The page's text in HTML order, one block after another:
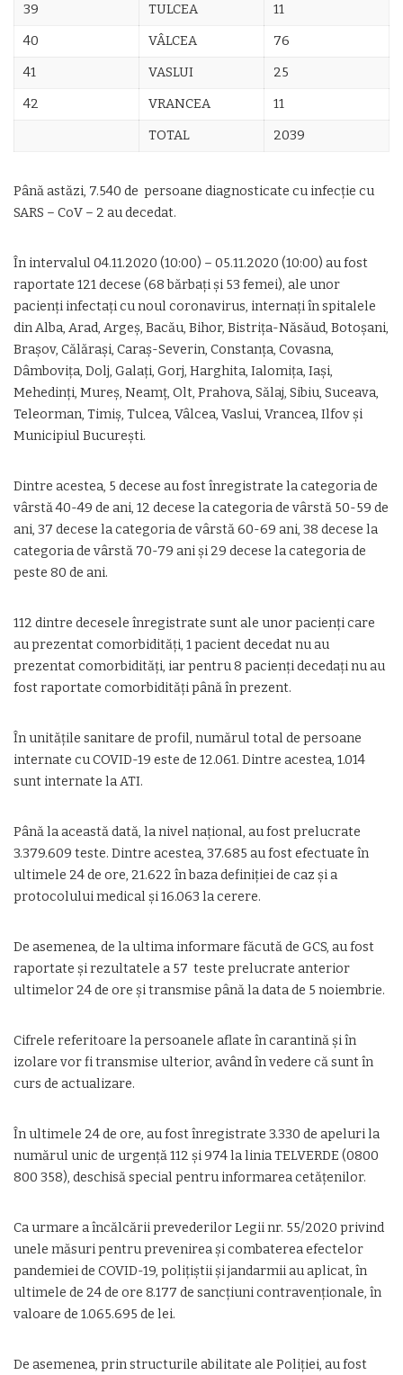
39 TULCEA 11
40 VÂLCEA 76
41 VASLUI 25
42 VRANCEA 11
TOTAL 2039
Până astăzi, 7.540 de persoane diagnosticate cu infecție cu
SARS – CoV – 2 au decedat.
În intervalul 04.11.2020 (10:00) – 05.11.2020 (10:00) au fost
raportate 121 decese (68 bărbați și 53 femei), ale unor
pacienți infectați cu noul coronavirus, internați în spitalele
din Alba, Arad, Argeș, Bacău, Bihor, Bistrița-Năsăud, Botoșani,
Brașov, Călărași, Caraș-Severin, Constanța, Covasna,
Dâmbovița, Dolj, Galați, Gorj, Harghita, Ialomița, Iași,
Mehedinți, Mureș, Neamț, Olt, Prahova, Sălaj, Sibiu, Suceava,
Teleorman, Timiș, Tulcea, Vâlcea, Vaslui, Vrancea, Ilfov și
Municipiul București.
Dintre acestea, 5 decese au fost înregistrate la categoria de
vârstă 40-49 de ani, 12 decese la categoria de vârstă 50-59 de
ani, 37 decese la categoria de vârstă 60-69 ani, 38 decese la
categoria de vârstă 70-79 ani și 29 decese la categoria de
peste 80 de ani.
112 dintre decesele înregistrate sunt ale unor pacienți care
au prezentat comorbidități, 1 pacient decedat nu au
prezentat comorbidități, iar pentru 8 pacienți decedați nu au
fost raportate comorbidități până în prezent.
În unitățile sanitare de profil, numărul total de persoane
internate cu COVID-19 este de 12.061. Dintre acestea, 1.014
sunt internate la ATI.
Până la această dată, la nivel național, au fost prelucrate
3.379.609 teste. Dintre acestea, 37.685 au fost efectuate în
ultimele 24 de ore, 21.622 în baza definiției de caz și a
protocolului medical și 16.063 la cerere.
De asemenea, de la ultima informare făcută de GCS, au fost
raportate și rezultatele a 57 teste prelucrate anterior
ultimelor 24 de ore și transmise până la data de 5 noiembrie.
Cifrele referitoare la persoanele aflate în carantină și în
izolare vor fi transmise ulterior, având în vedere că sunt în
curs de actualizare.
În ultimele 24 de ore, au fost înregistrate 3.330 de apeluri la
numărul unic de urgență 112 și 974 la linia TELVERDE (0800
800 358), deschisă special pentru informarea cetățenilor.
Ca urmare a încălcării prevederilor Legii nr. 55/2020 privind
unele măsuri pentru prevenirea și combaterea efectelor
pandemiei de COVID-19, polițiștii și jandarmii au aplicat, în
ultimele de 24 de ore 8.177 de sancţiuni contravenţionale, în
valoare de 1.065.695 de lei.
De asemenea, prin structurile abilitate ale Poliției, au fost